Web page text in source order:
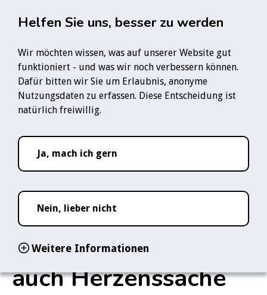
Helfen Sie uns, besser zu werden
Wir möchten wissen, was auf unserer Website gut
funktioniert - und was wir noch verbessern können.
Dafür bitten wir Sie um Erlaubnis, anonyme
Nutzungsdaten zu erfassen. Diese Entscheidung ist
natürlich freiwillig.
Ja, mach ich gern
Nein, lieber nicht
Weitere Informationen
Startseite
News
Weltherztag 2024: Ein Rauchstopp ist auch Herzenssache
Folge uns: YouTube-LogoInstagram-Logo
Weltherztag 2024:
Ein Rauchstopp ist
auch Herzenssache